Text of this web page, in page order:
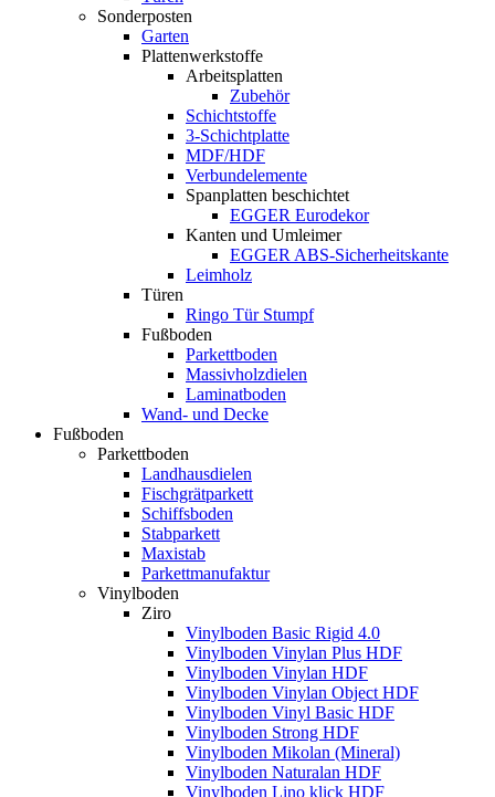
Sonderposten
Garten
Plattenwerkstoffe
Arbeitsplatten
Zubehör
Schichtstoffe
3-Schichtplatte
MDF/HDF
Verbundelemente
Spanplatten beschichtet
EGGER Eurodekor
Kanten und Umleimer
EGGER ABS-Sicherheitskante
Leimholz
Türen
Ringo Tür Stumpf
Fußboden
Parkettboden
Massivholzdielen
Laminatboden
Wand- und Decke
Fußboden
Parkettboden
Landhausdielen
Fischgrätparkett
Schiffsboden
Stabparkett
Maxistab
Parkettmanufaktur
Vinylboden
Ziro
Vinylboden Basic Rigid 4.0
Vinylboden Vinylan Plus HDF
Vinylboden Vinylan HDF
Vinylboden Vinylan Object HDF
Vinylboden Vinyl Basic HDF
Vinylboden Strong HDF
Vinylboden Mikolan (Mineral)
Vinylboden Naturalan HDF
Vinylboden Lino klick HDF